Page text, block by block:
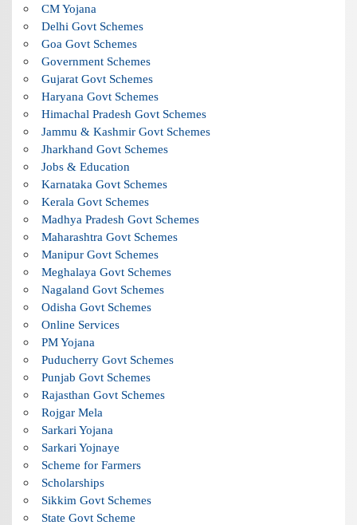
CM Yojana
Delhi Govt Schemes
Goa Govt Schemes
Government Schemes
Gujarat Govt Schemes
Haryana Govt Schemes
Himachal Pradesh Govt Schemes
Jammu & Kashmir Govt Schemes
Jharkhand Govt Schemes
Jobs & Education
Karnataka Govt Schemes
Kerala Govt Schemes
Madhya Pradesh Govt Schemes
Maharashtra Govt Schemes
Manipur Govt Schemes
Meghalaya Govt Schemes
Nagaland Govt Schemes
Odisha Govt Schemes
Online Services
PM Yojana
Puducherry Govt Schemes
Punjab Govt Schemes
Rajasthan Govt Schemes
Rojgar Mela
Sarkari Yojana
Sarkari Yojnaye
Scheme for Farmers
Scholarships
Sikkim Govt Schemes
State Govt Scheme